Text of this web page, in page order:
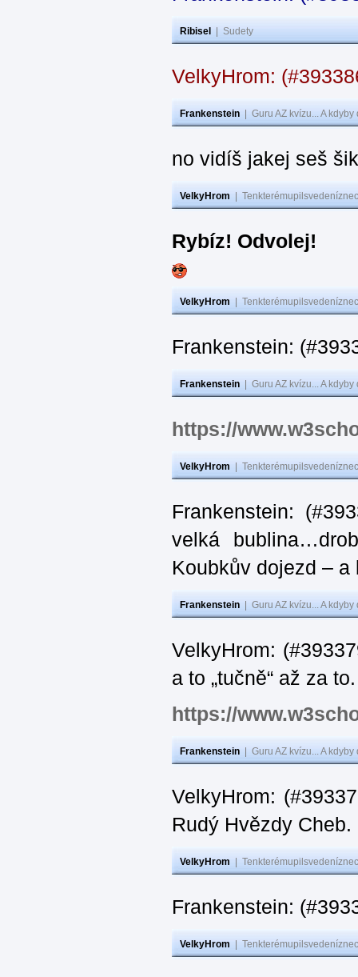
Ribisel Sudety
VelkyHrom:
Frankenstein Guru AZ kvízu... A
no vidíš jakej seš
VelkyHrom
Rybíz! Odvolej!
VelkyHrom
Frankenstein:
Frankenstein Guru AZ kvízu... A
https://
VelkyHrom
Frankenstein:
velká
Koubkův dojezd –
Frankenstein Guru AZ kvízu... A
VelkyHrom:
a to „tučně“ až za
https://
Frankenstein Guru AZ kvízu... A
VelkyHrom:
Rudý Hvězdy Cheb.
VelkyHrom
Frankenstein:
VelkyHrom